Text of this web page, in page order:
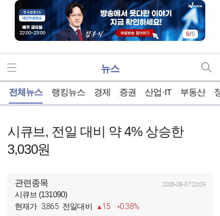
1/6
뉴스
전체뉴스 랭킹뉴스 경제 증권 산업·IT 부동산
시큐브, 전일 대비 약 4% 상승한
3,030원
관련종목 2026-08-07 22:09
시큐브 (131090)
현재가 3,865 전일대비 15 0.38%